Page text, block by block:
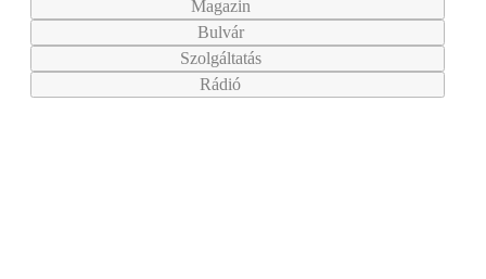
Magazin
Bulvár
Szolgáltatás
Rádió